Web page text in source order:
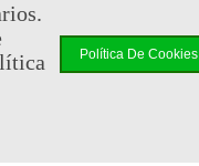
Política De Cookies